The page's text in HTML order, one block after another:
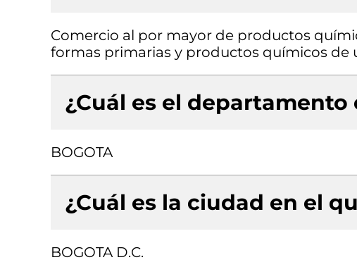
Comercio al por mayor de productos
formas primarias y productos químicos de
¿Cuál es el departamento
BOGOTA
¿Cuál es la ciudad en el
BOGOTA D.C.